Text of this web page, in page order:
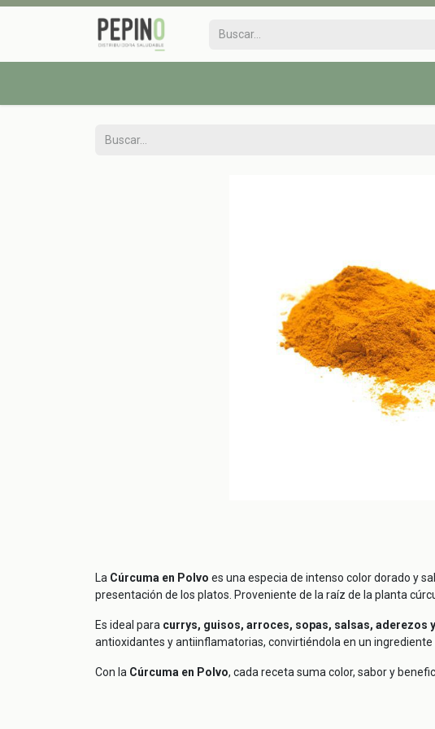
La Cúrcuma en Polvo es una especia de intenso color dorado y
presentación de los platos. Proveniente de la raíz de la planta
Es ideal para currys, guisos, arroces, sopas, salsas, aderezos
antioxidantes y antiinflamatorias, convirtiéndola en un ingrediente
Con la Cúrcuma en Polvo, cada receta suma color, sabor y